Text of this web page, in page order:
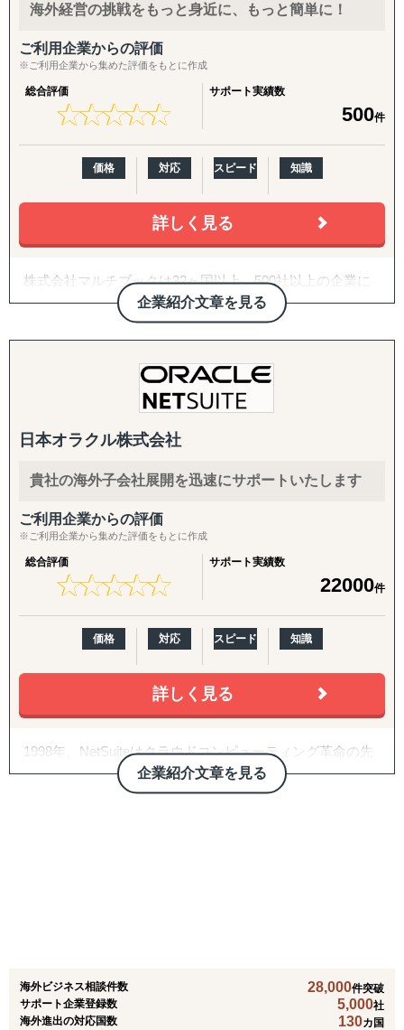
ト・入力画面のカスタマイズなど、企業のニーズに合わせ
す。
同サービスで「Universal Business Cloud 会計」を使用す
るにあたっては、お客様の事業規模やニーズに応じた複数
のサービスプランを、リーズナブルな価格で提供していま
す。例えばスタンダードプランの場合、以下の金額でご利
用いただけます。
■スタンダードプラン
初期費用：150,000円（税別。以下同様）
年額料金：357,600円（月額料金：29,800円）
プランの詳細やその他のプランの内容についてはURLより
お問い合わせください。
*経理クラウドサービス（Corporate as a Service）は、経
理業務に関する専門人材、業務運用ノウハウ、会計システ
ムを合わせて提供するパッケージサービスです。会計業務
「Universal Business Cloud 会計」を活用しながら、経理
務運用プロセスの改善やシステム導入・運用に至るまで、
会計システムに習熟したプロフェッショナルが業務運用の
ノウハウを提供することで、経理全般の効率化を図れま
す。さらに、デロイト トーマツ リスクアドバイザリー合
同会社の開発したシステムを使用することで、データの管
理やメンテナンス、バージョンアップを正確かつ迅速に実
施することが可能です。
海外経営の挑戦をもっと身近に、もっと簡単に！
ご利用企業からの評価
※ご利用企業から集めた評価をもとに作成
総合評価
★★★★★
★★★★★
サポート実績数
500件
価格 対応 スピード 知識
詳しく見る
企業紹介文章を見る
株式会社マルチブックは32ヶ国以上、500社以上の企業に
ご利用いただいているグローバルクラウドERPサービス
『multibook』を提供しています。12言語、複数帳簿に対応
し、外貨建残高管理をはじめ本格的な会計機能、モノの動
きと会計仕訳を連動させたロジスティクス機能、日割償却
など国要件に対応した固定資産機能、IFRSでの連結決算に
対応したリース資産管理機能、立替経費精算機能、連結会
るマネジメントコックピット機能、VAT申告書、源泉徴収
応した機能を実現しています。こうした機能を低価格で、
のスムーズなビジネス展開を後押しし、連結決算の早期化
や内部統制の強化、海外子会社の不正防止に大きく貢献し
ます。
また、弊社はERPだけではなく、そのツールを使って海外
拠点の経理業務を代行するアウトソーシングサービス『海
外クラウド経理部』も提供しています。海外単拠点の経理
業の一部といった、ちょっとした業務の代行も対応してい
ソーシングサービスも行っています。海外現地で人事スタ
ッフを雇用することなく、海外人事・給与計算業務を運用
することができるアウトソーシングサービスです。世界の
日本オラクル株式会社
貴社の海外子会社展開を迅速にサポートいたします
ご利用企業からの評価
※ご利用企業から集めた評価をもとに作成
総合評価
★★★★★
★★★★★
サポート実績数
22000件
価格 対応 スピード 知識
詳しく見る
企業紹介文章を見る
1998年、NetSuiteはクラウドコンピューティング革命の先
駆者として、世界で初めてインターネット上でビジネスア
プリケーションを提供する企業として設立されました。 今
海外ビジネス相談件数 28,000件突破
サポート企業登録数
5,000社
海外進出の対応国数
130カ国